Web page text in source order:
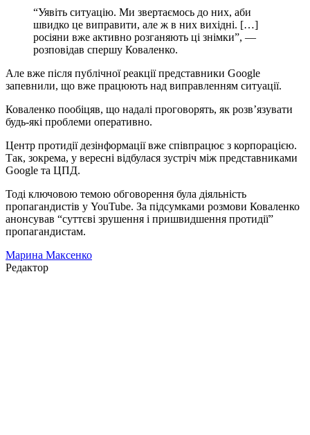
“Уявіть ситуацію. Ми звертаємось до них, аби
швидко це виправити, але ж в них вихідні. […]
росіяни вже активно розганяють ці знімки”, —
розповідав спершу Коваленко.
Але вже після публічної реакції представники Google
запевнили, що вже працюють над виправленням ситуації.
Коваленко пообіцяв, що надалі проговорять, як розв’язувати
будь-які проблеми оперативно.
Центр протидії дезінформації вже співпрацює з корпорацією.
Так, зокрема, у вересні відбулася зустріч між представниками
Google та ЦПД.
Тоді ключовою темою обговорення була діяльність
пропагандистів у YouTube. За підсумками розмови Коваленко
анонсував “суттєві зрушення і пришвидшення протидії”
пропагандистам.
Марина Максенко
Редактор